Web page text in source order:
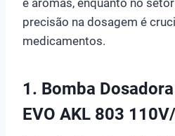
precisão na dosagem é
medicamentos.
1. Bomba
EVO AKL 803